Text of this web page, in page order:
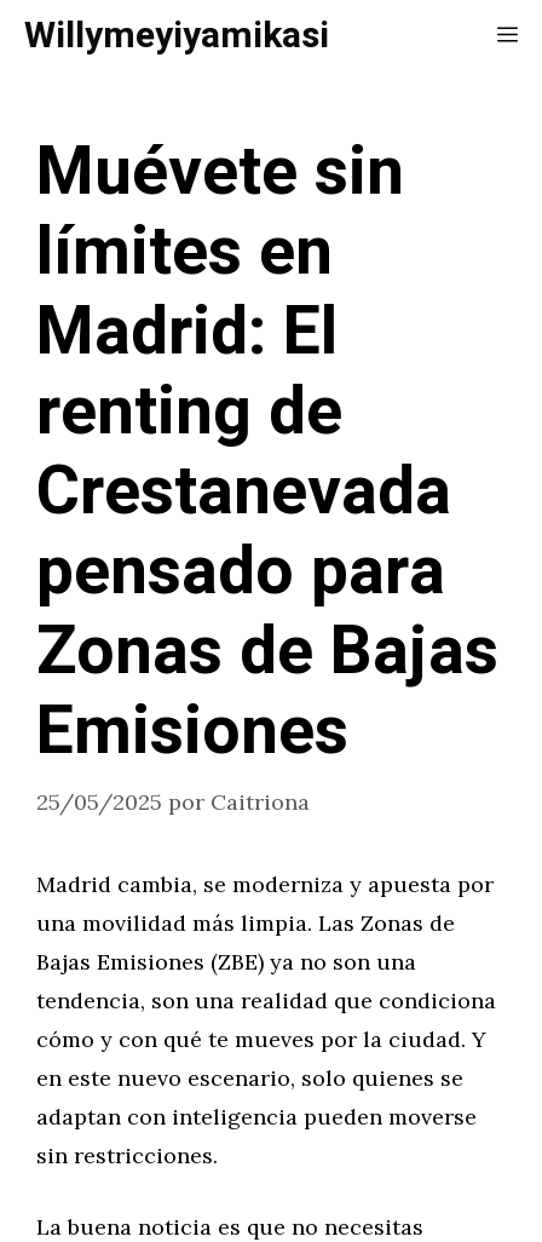
Saltar
Willymeyiyamikasi
Muévete sin
límites en
Madrid: El
renting de
Crestanevada
pensado para
Zonas de Bajas
Emisiones
25/05/2025 por Caitriona
Madrid cambia, se moderniza y apuesta por
una movilidad más limpia. Las Zonas de
Bajas Emisiones (ZBE) ya no son una
tendencia, son una realidad que condiciona
cómo y con qué te mueves por la ciudad. Y
en este nuevo escenario, solo quienes se
adaptan con inteligencia pueden moverse
sin restricciones.
La buena noticia es que no necesitas